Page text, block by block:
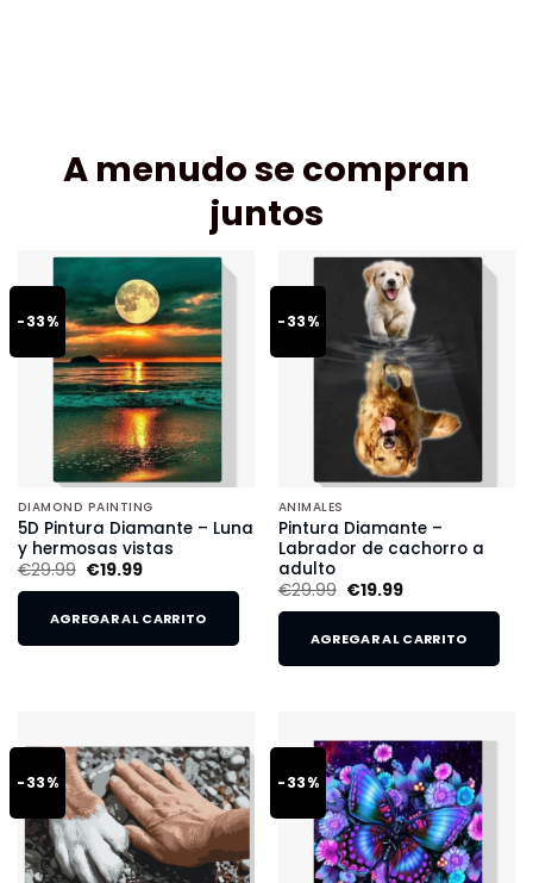
A menudo se compran
juntos
-33%
DIAMOND PAINTING
5D Pintura Diamante – Luna
y hermosas vistas
€29.99 €19.99
AGREGAR AL CARRITO
-33%
ANIMALES
Pintura Diamante –
Labrador de cachorro a
adulto
€29.99 €19.99
AGREGAR AL CARRITO
-33% -33%